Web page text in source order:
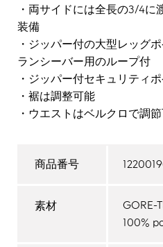
・両サイドには全長の3/4に
装備
・ジッパー付の大型レッグ
ランシーバー用のループ付
・ジッパー付セキュリティ
・裾は調整可能
・ウエストはベルクロで調
商品番号
素材
GORE-
100%